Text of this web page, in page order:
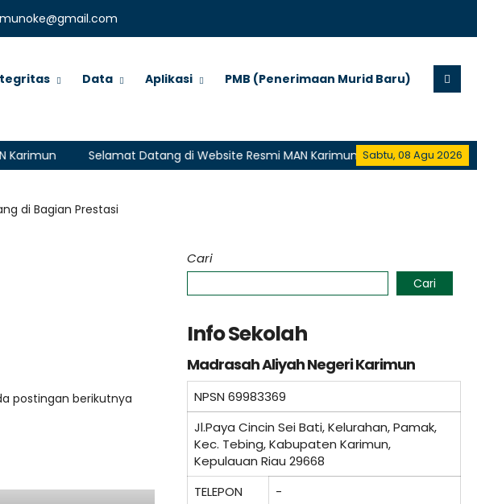
Data Aplikasi PMB (Penerimaan Murid Baru)
Sabtu, 08 Agu 2026
Selamat Datang di Website Resmi MAN Karimun Selamat Datang di
di Bagian Prestasi
postingan berikutnya
Cari
Cari
Info Sekolah
Madrasah Aliyah Negeri Karimun
NPSN 69983369
Jl.Paya Cincin Sei Bati, Kelurahan, Pamak,
Kec. Tebing, Kabupaten Karimun,
Kepulauan Riau 29668
TELEPON
-